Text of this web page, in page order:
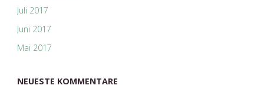
Juli 2017
Juni 2017
Mai 2017
NEUESTE KOMMENTARE